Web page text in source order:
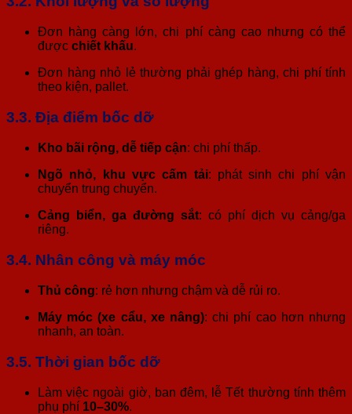
Đơn hàng càng lớn, chi phí càng cao nhưng có thể
được chiết khấu.
Đơn hàng nhỏ lẻ thường phải ghép hàng, chi phí tính
theo kiện, pallet.
3.3. Địa điểm bốc dỡ
Kho bãi rộng, dễ tiếp cận: chi phí thấp.
Ngõ nhỏ, khu vực cấm tải: phát sinh chi phí vận
chuyển trung chuyển.
Cảng biển, ga đường sắt: có phí dịch vụ cảng/ga
riêng.
3.4. Nhân công và máy móc
Thủ công: rẻ hơn nhưng chậm và dễ rủi ro.
Máy móc (xe cẩu, xe nâng): chi phí cao hơn nhưng
nhanh, an toàn.
3.5. Thời gian bốc dỡ
Làm việc ngoài giờ, ban đêm, lễ Tết thường tính thêm
phụ phí 10–30%.